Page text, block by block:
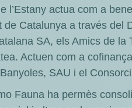
l’Estany actua com a
de Catalunya a través del
SA, els Amics de la
Actuen com a
SAU i el
Fauna ha permès